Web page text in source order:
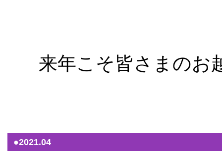
来年こそ皆さまのお
●2021.04